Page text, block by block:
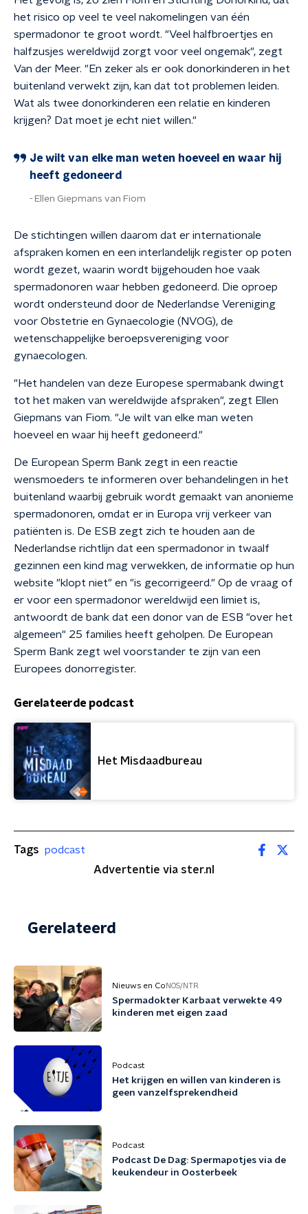
het risico op veel te veel nakomelingen van één
spermadonor te groot wordt. "Veel halfbroertjes en
halfzusjes wereldwijd zorgt voor veel ongemak", zegt
Van der Meer. "En zeker als er ook donorkinderen in het
buitenland verwekt zijn, kan dat tot problemen leiden.
Wat als twee donorkinderen een relatie en kinderen
krijgen? Dat moet je echt niet willen."
Je wilt van elke man weten hoeveel en waar hij
heeft gedoneerd
Ellen Giepmans van Fiom
De stichtingen willen daarom dat er internationale
afspraken komen en een interlandelijk register op poten
wordt gezet, waarin wordt bijgehouden hoe vaak
spermadonoren waar hebben gedoneerd. Die oproep
wordt ondersteund door de Nederlandse Vereniging
voor Obstetrie en Gynaecologie (NVOG), de
wetenschappelijke beroepsvereniging voor
gynaecologen.
"Het handelen van deze Europese spermabank dwingt
tot het maken van wereldwijde afspraken", zegt Ellen
Giepmans van Fiom. "Je wilt van elke man weten
hoeveel en waar hij heeft gedoneerd."
De European Sperm Bank zegt in een reactie
wensmoeders te informeren over behandelingen in het
buitenland waarbij gebruik wordt gemaakt van anonieme
spermadonoren, omdat er in Europa vrij verkeer van
patiënten is. De ESB zegt zich te houden aan de
Nederlandse richtlijn dat een spermadonor in twaalf
gezinnen een kind mag verwekken, de informatie op hun
website "klopt niet" en "is gecorrigeerd." Op de vraag of
er voor een spermadonor wereldwijd een limiet is,
antwoordt de bank dat een donor van de ESB "over het
algemeen" 25 families heeft geholpen. De European
Sperm Bank zegt wel voorstander te zijn van een
Europees donorregister.
Gerelateerde podcast
Het Misdaadbureau
Tags podcast
Advertentie via ster.nl
Gerelateerd
Nieuws en Co NOS/NTR
Spermadokter Karbaat verwekte 49
kinderen met eigen zaad
Podcast
Het krijgen en willen van kinderen is
geen vanzelfsprekendheid
Podcast
Podcast De Dag: Spermapotjes via de
keukendeur in Oosterbeek